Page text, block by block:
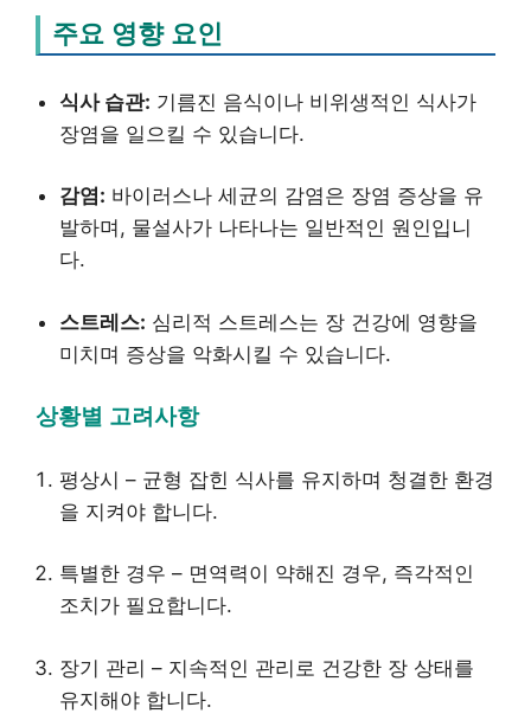
주요 영향 요인
식사 습관: 기름진 음식이나 비위생적인 식사가
장염을 일으킬 수 있습니다.
감염: 바이러스나 세균의 감염은 장염 증상을 유
발하며, 물설사가 나타나는 일반적인 원인입니
다.
스트레스: 심리적 스트레스는 장 건강에 영향을
미치며 증상을 악화시킬 수 있습니다.
상황별 고려사항
평상시 – 균형 잡힌 식사를 유지하며 청결한 환경
을 지켜야 합니다.
특별한 경우 – 면역력이 약해진 경우, 즉각적인
조치가 필요합니다.
장기 관리 – 지속적인 관리로 건강한 장 상태를
유지해야 합니다.